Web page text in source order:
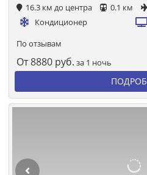
16.3 км до центра 0.1 км
Кондиционер
По отзывам
От8880 руб. за 1 ночь